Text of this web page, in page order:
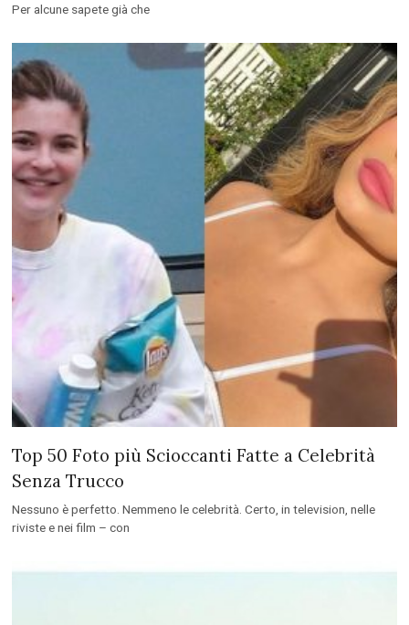
Per alcune sapete già che
Top 50 Foto più Scioccanti Fatte a Celebrità
Senza Trucco
Nessuno è perfetto. Nemmeno le celebrità. Certo, in television, nelle
riviste e nei film – con